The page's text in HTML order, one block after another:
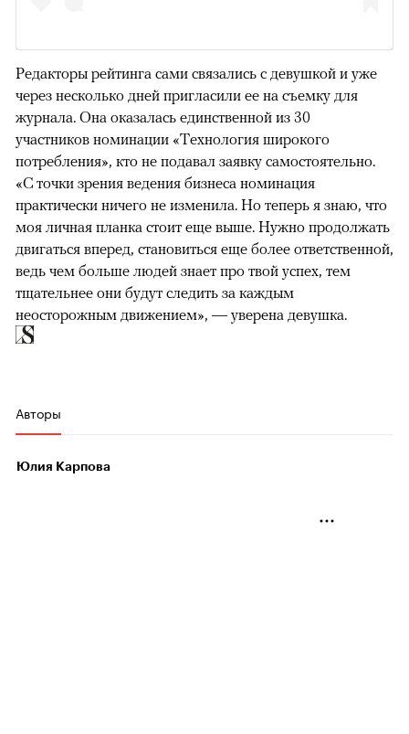
Редакторы рейтинга сами связались с девушкой и уже
через несколько дней пригласили ее на съемку для
журнала. Она оказалась единственной из 30
участников номинации «Технология широкого
потребления», кто не подавал заявку самостоятельно.
«С точки зрения ведения бизнеса номинация
практически ничего не изменила. Но теперь я знаю, что
моя личная планка стоит еще выше. Нужно продолжать
двигаться вперед, становиться еще более ответственной,
ведь чем больше людей знает про твой успех, тем
тщательнее они будут следить за каждым
неосторожным движением», — уверена девушка.
Авторы
Юлия Карпова